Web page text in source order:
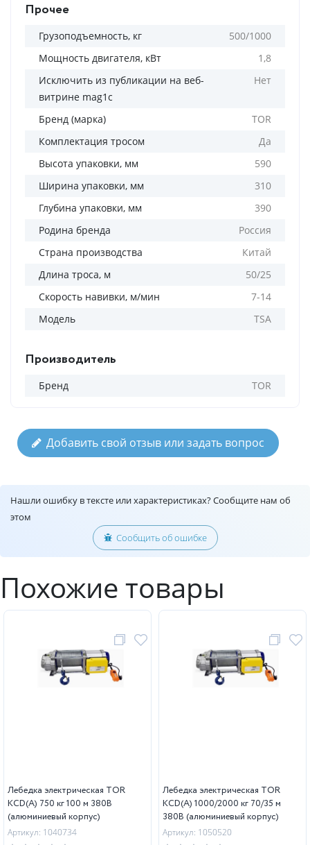
Прочее
Грузоподъемность, кг
500/1000
Мощность двигателя, кВт
1,8
Исключить из публикации на веб-
витрине mag1c
Нет
Бренд (марка)
TOR
Комплектация тросом
Да
Высота упаковки, мм
590
Ширина упаковки, мм
310
Глубина упаковки, мм
390
Родина бренда
Россия
Страна производства
Китай
Длина троса, м
50/25
Скорость навивки, м/мин
7-14
Модель
TSA
Производитель
Бренд TOR
Добавить свой отзыв или задать вопрос
Нашли ошибку в тексте или характеристиках? Сообщите нам об
этом
Сообщить об ошибке
Похожие товары
Лебедка электрическая TOR
KCD(А) 750 кг 100 м 380В
(алюминиевый корпус)
Артикул: 1040734
Лебедка электрическая TOR
KCD(А) 1000/2000 кг 70/35 м
380В (алюминиевый корпус)
Артикул: 1050520